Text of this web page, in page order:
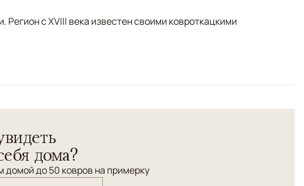
Регион с XVIII века известен своими ковроткацкими
дома?
домой до 50 ковров на примерку